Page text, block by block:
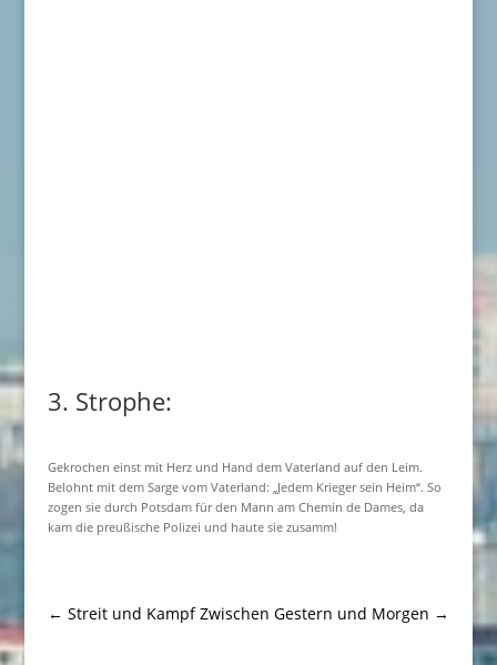
3. Strophe:
Gekrochen einst mit Herz und Hand dem Vaterland auf den Leim.
Belohnt mit dem Sarge vom Vaterland: „Jedem Krieger sein Heim“. So
zogen sie durch Potsdam für den Mann am Chemin de Dames, da
kam die preußische Polizei und haute sie zusamm!
← Streit und Kampf Zwischen Gestern und Morgen →